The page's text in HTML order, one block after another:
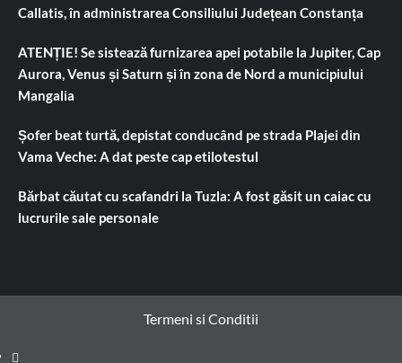
Callatis, în administrarea Consiliului Județean Constanța
ATENȚIE! Se sistează furnizarea apei potabile la Jupiter, Cap
Aurora, Venus și Saturn și în zona de Nord a municipiului
Mangalia
Șofer beat turtă, depistat conducând pe strada Plajei din
Vama Veche: A dat peste cap etilotestul
Bărbat căutat cu scafandri la Tuzla: A fost găsit un caiac cu
lucrurile sale personale
Termeni si Conditii
Prima